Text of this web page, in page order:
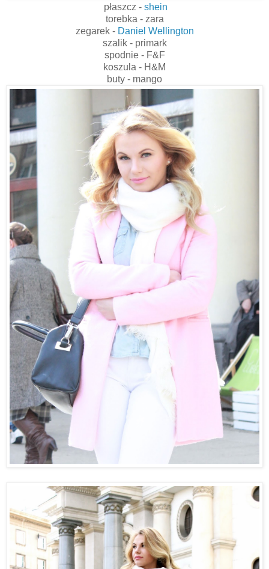
płaszcz - shein
torebka - zara
zegarek - Daniel Wellington
szalik - primark
spodnie - F&F
koszula - H&M
buty - mango